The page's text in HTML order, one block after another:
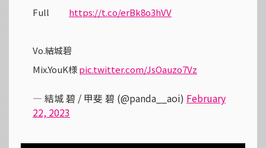
Full https://t.co/erBk8o3hVV
Vo.結城碧
Mix.YouK様pic.twitter.com/JsOauzo7Vz
— 結城 碧 / 甲斐 碧 (@panda__aoi) February
22, 2023